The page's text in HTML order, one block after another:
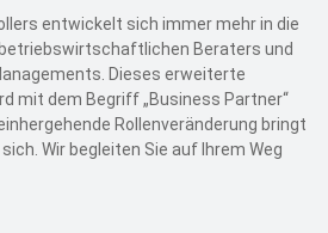
entwickelt sich immer mehr in die
Beraters und
Dieses erweiterte
mit dem Begriff „Business Partner“
Rollenveränderung bringt
Wir begleiten Sie auf Ihrem Weg